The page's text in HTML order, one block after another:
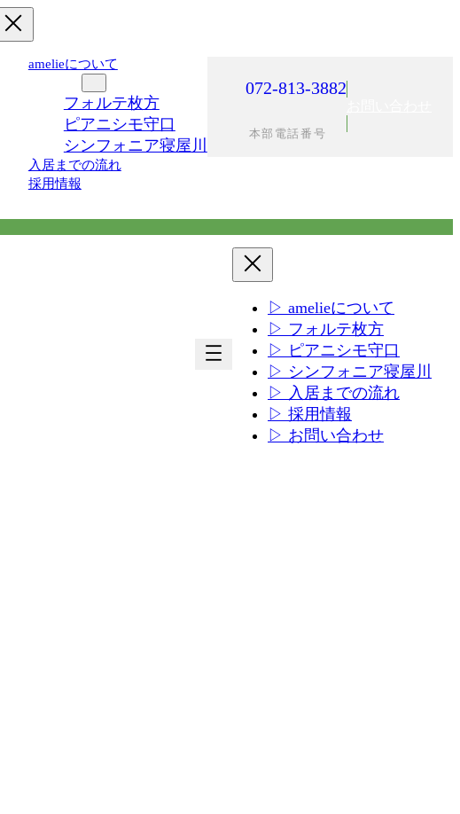
amelieについて
フォルテ枚方
ピアニシモ守口
シンフォニア寝屋川
入居までの流れ
採用情報
072-813-3882
本部電話番号
▷ amelieについて
▷ フォルテ枚方
▷ ピアニシモ守口
▷ シンフォニア寝屋川
▷ 入居までの流れ
▷ 採用情報
▷ お問い合わせ